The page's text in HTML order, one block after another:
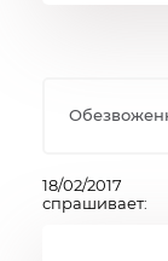
18/02/2017
спрашивает: